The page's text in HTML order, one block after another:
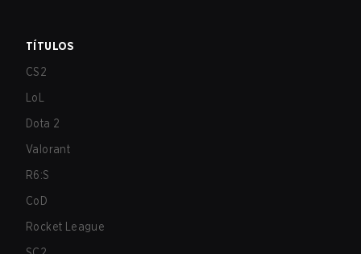
TÍTULOS
CS2
LoL
Dota 2
Valorant
R6:S
CoD
Rocket League